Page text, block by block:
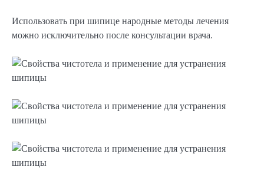
Использовать при шипице народные методы лечения
можно исключительно после консультации врача.